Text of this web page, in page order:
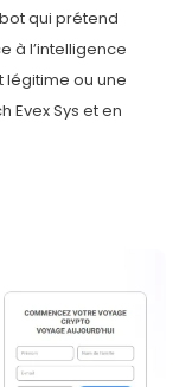
qui prétend
à l’intelligence
légitime ou une
Evex Sys et en